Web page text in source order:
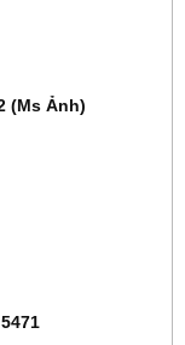
(Ms Ảnh)